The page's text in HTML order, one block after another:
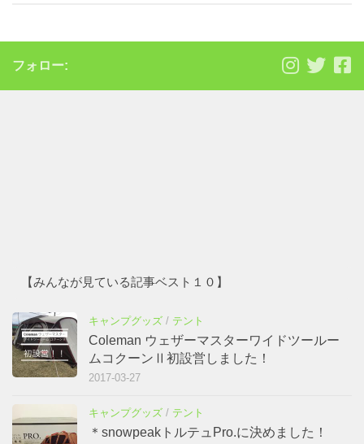
フォロー:
【みんなが見ている記事ベスト１０】
キャンプグッズ / テント
Coleman ウェザーマスターワイドツールー
ムコクーンⅡ初設営しました！
2017-03-27
キャンプグッズ / テント
＊snowpeakトルテュPro.に決めました！